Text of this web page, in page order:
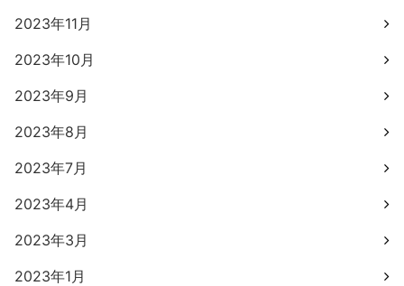
2023年11月
2023年10月
2023年9月
2023年8月
2023年7月
2023年4月
2023年3月
2023年1月